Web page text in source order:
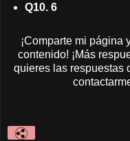
Q10. 6
¡Comparte mi página
contenido! ¡Más
quieres las respuestas